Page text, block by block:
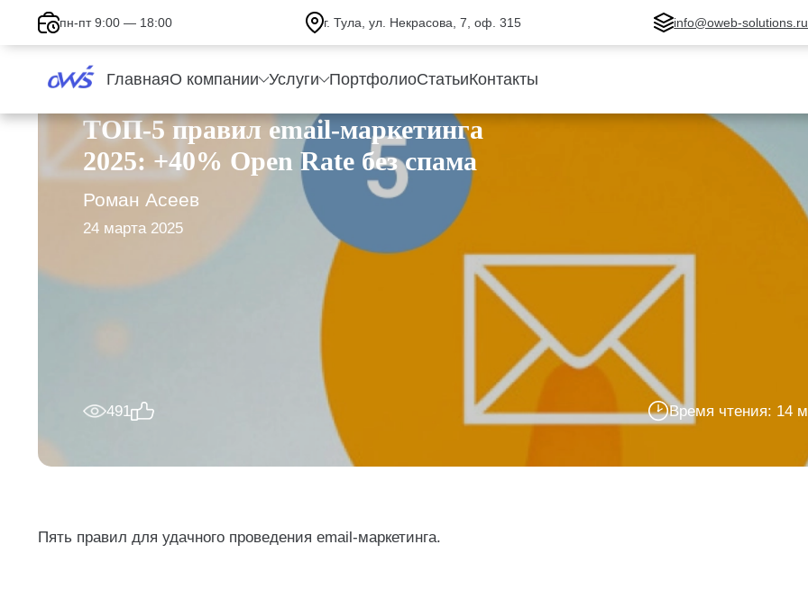
пн-пт 9:00 — 18:00 г. Тула, ул. Некрасова, 7, оф. 315 info@oweb-solutions.ru
ГлавнаяО компании Услуги ПортфолиоСтатьиКонтакты
ТОП-5 правил email-маркетинга
2025: +40% Open Rate без спама
Роман Асеев
24 марта 2025
491 Время чтения: 14
Пять правил для удачного проведения email-маркетинга.